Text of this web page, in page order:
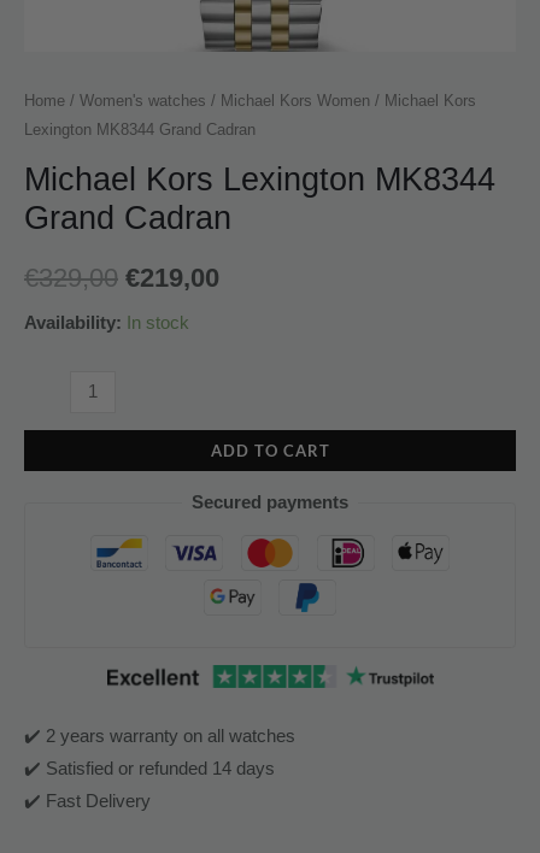
Home / Women's watches / Michael Kors Women / Michael Kors
Lexington MK8344 Grand Cadran
Michael Kors Lexington MK8344
Grand Cadran
€329,00 €219,00
Availability: In stock
ADD TO CART
Secured payments
✔️ 2 years warranty on all watches
✔️ Satisfied or refunded 14 days
✔️ Fast Delivery